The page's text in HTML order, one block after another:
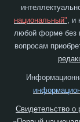
национальный", и
любой форме без
вопросам
Свидетельство о